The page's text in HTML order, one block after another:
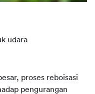
udara
proses reboisasi
pengurangan